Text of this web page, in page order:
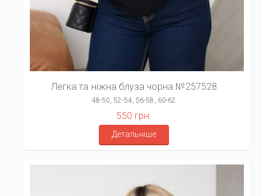
Легка та ніжна блуза чорна №257528
48-50, 52-54, 56-58, 60-62
550 грн.
Детальніше